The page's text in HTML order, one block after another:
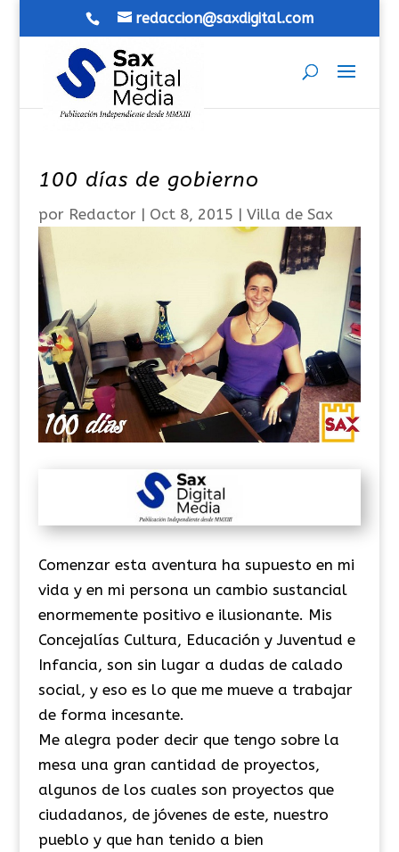
redaccion@saxdigital.com
100 días de gobierno
por Redactor| Oct 8, 2015 | Villa de Sax
Comenzar esta aventura ha supuesto en mi
vida y en mi persona un cambio sustancial
enormemente positivo e ilusionante. Mis
Concejalías Cultura, Educación y Juventud e
Infancia, son sin lugar a dudas de calado
social, y eso es lo que me mueve a trabajar
de forma incesante.
Me alegra poder decir que tengo sobre la
mesa una gran cantidad de proyectos,
algunos de los cuales son proyectos que
ciudadanos, de jóvenes de este, nuestro
pueblo y que han tenido a bien